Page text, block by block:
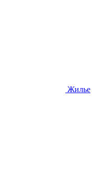
Жилье